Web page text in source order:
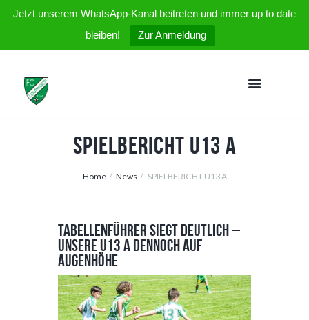
Jetzt unserem WhatsApp-Kanal beitreten und immer up to date
bleiben!
Zur Anmeldung
SPIELBERICHT U13 A
Home News SPIELBERICHT U13 A
Tabellenführer siegt deutlich –
unsere U13 A dennoch auf
Augenhöhe